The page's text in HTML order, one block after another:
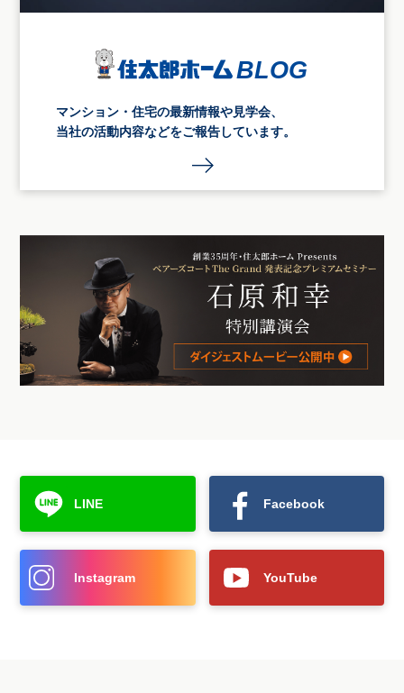
マンション・住宅の最新情報や見学会、
当社の活動内容などをご報告しています。
LINE Facebook
Instagram YouTube